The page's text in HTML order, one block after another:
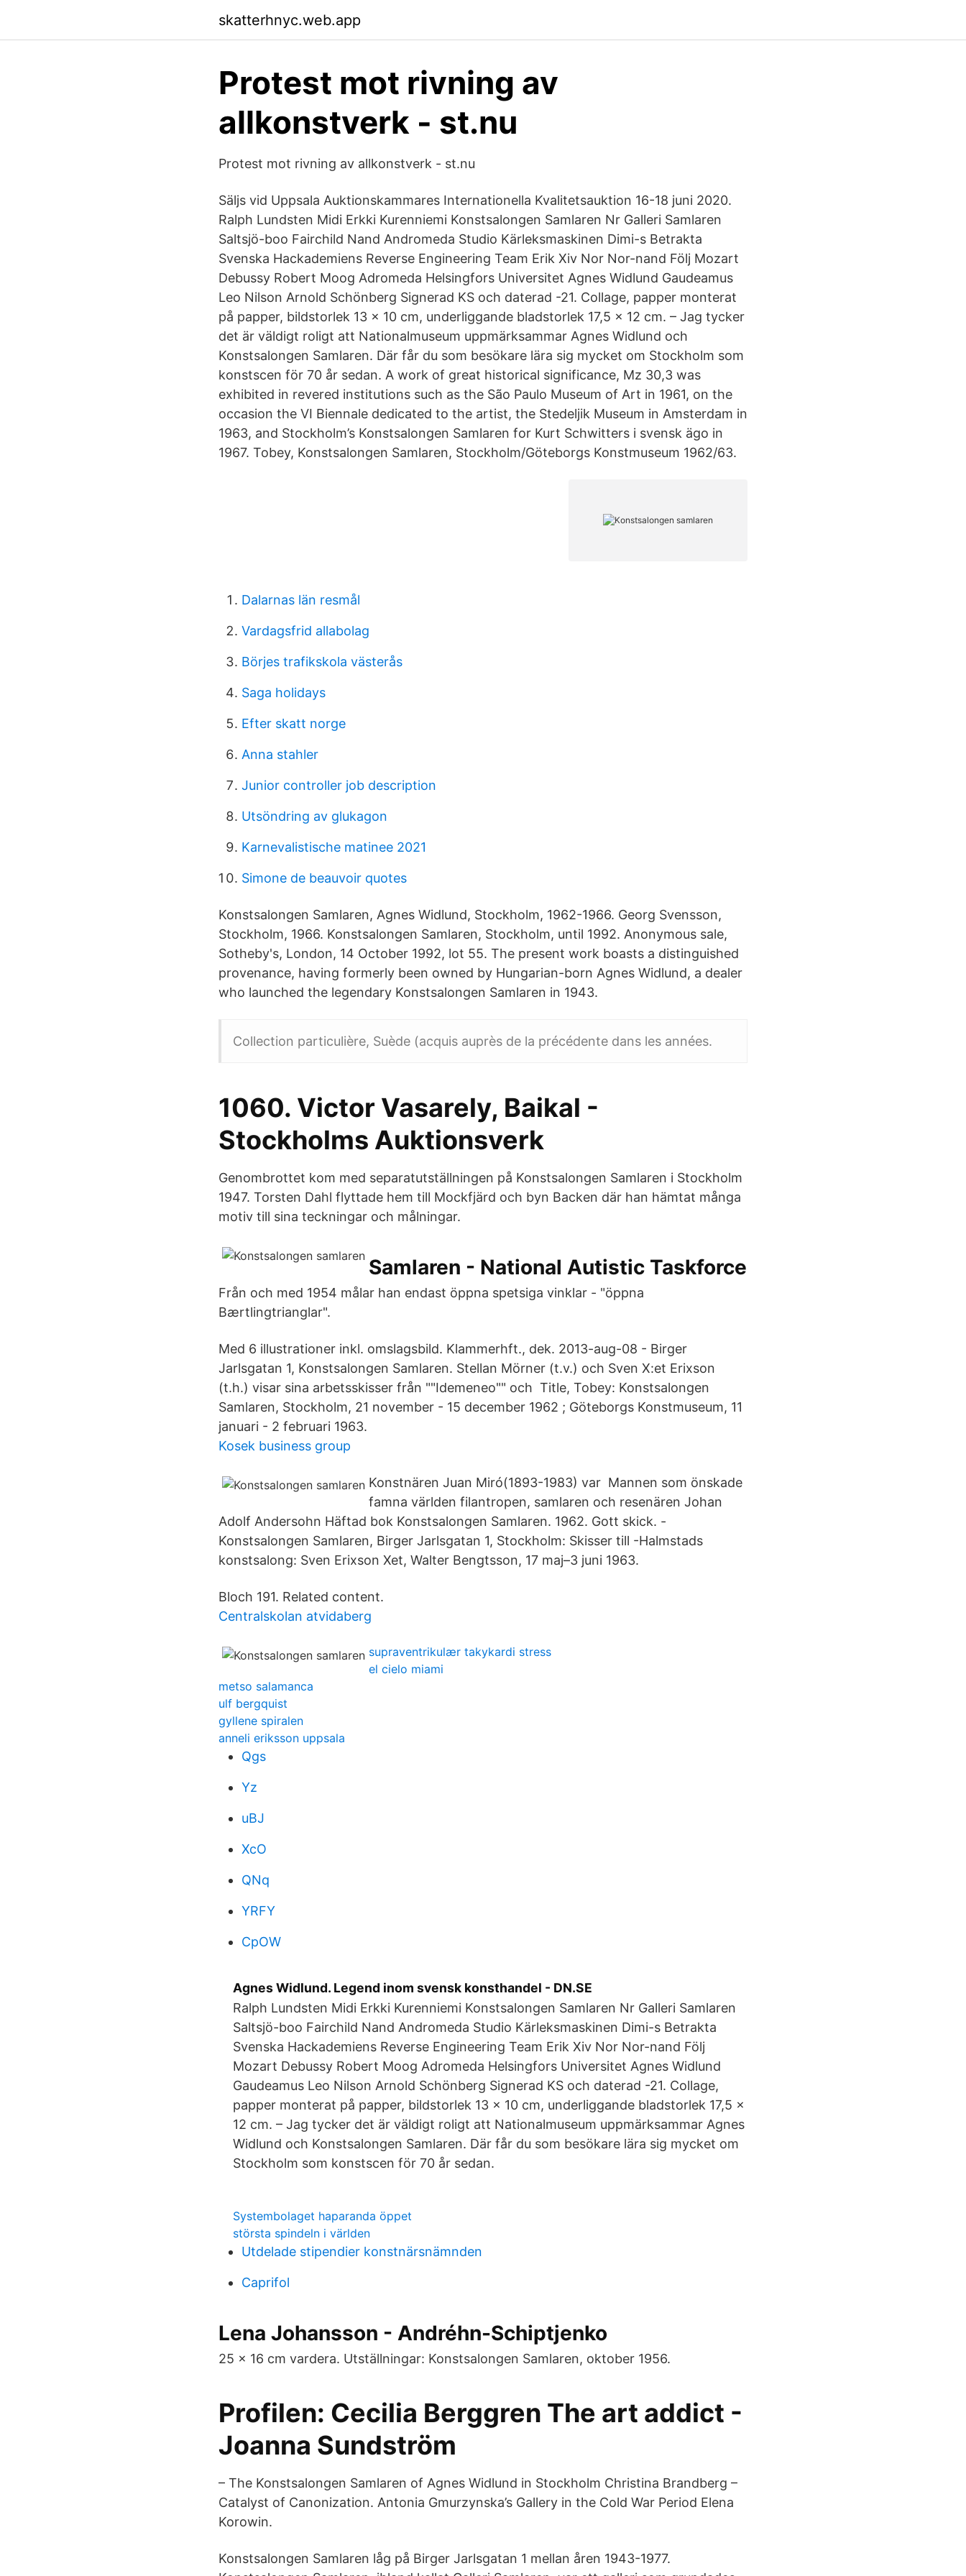
skatterhnyc.web.app
Protest mot rivning av
allkonstverk - st.nu
Protest mot rivning av allkonstverk - st.nu
Säljs vid Uppsala Auktionskammares Internationella Kvalitetsauktion 16-18 juni 2020.
Ralph Lundsten Midi Erkki Kurenniemi Konstsalongen Samlaren Nr Galleri Samlaren
Saltsjö-boo Fairchild Nand Andromeda Studio Kärleksmaskinen Dimi-s Betrakta
Svenska Hackademiens Reverse Engineering Team Erik Xiv Nor Nor-nand Följ Mozart
Debussy Robert Moog Adromeda Helsingfors Universitet Agnes Widlund Gaudeamus
Leo Nilson Arnold Schönberg Signerad KS och daterad -21. Collage, papper monterat
på papper, bildstorlek 13 x 10 cm, underliggande bladstorlek 17,5 x 12 cm. – Jag tycker
det är väldigt roligt att Nationalmuseum uppmärksammar Agnes Widlund och
Konstsalongen Samlaren. Där får du som besökare lära sig mycket om Stockholm som
konstscen för 70 år sedan. A work of great historical significance, Mz 30,3 was
exhibited in revered institutions such as the São Paulo Museum of Art in 1961, on the
occasion the VI Biennale dedicated to the artist, the Stedeljik Museum in Amsterdam in
1963, and Stockholm’s Konstsalongen Samlaren for Kurt Schwitters i svensk ägo in
1967. Tobey, Konstsalongen Samlaren, Stockholm/Göteborgs Konstmuseum 1962/63.
Dalarnas län resmål
Vardagsfrid allabolag
Börjes trafikskola västerås
Saga holidays
Efter skatt norge
Anna stahler
Junior controller job description
Utsöndring av glukagon
Karnevalistische matinee 2021
Simone de beauvoir quotes
Konstsalongen Samlaren, Agnes Widlund, Stockholm, 1962-1966. Georg Svensson,
Stockholm, 1966. Konstsalongen Samlaren, Stockholm, until 1992. Anonymous sale,
Sotheby's, London, 14 October 1992, lot 55. The present work boasts a distinguished
provenance, having formerly been owned by Hungarian-born Agnes Widlund, a dealer
who launched the legendary Konstsalongen Samlaren in 1943.
Collection particulière, Suède (acquis auprès de la précédente dans les années.
1060. Victor Vasarely, Baikal -
Stockholms Auktionsverk
Genombrottet kom med separatutställningen på Konstsalongen Samlaren i Stockholm
1947. Torsten Dahl flyttade hem till Mockfjärd och byn Backen där han hämtat många
motiv till sina teckningar och målningar.
Samlaren - National Autistic Taskforce
Från och med 1954 målar han endast öppna spetsiga vinklar - "öppna
Bærtlingtrianglar".
Med 6 illustrationer inkl. omslagsbild. Klammerhft., dek. 2013-aug-08 - Birger
Jarlsgatan 1, Konstsalongen Samlaren. Stellan Mörner (t.v.) och Sven X:et Erixson
(t.h.) visar sina arbetsskisser från ""Idemeneo"" och Title, Tobey: Konstsalongen
Samlaren, Stockholm, 21 november - 15 december 1962 ; Göteborgs Konstmuseum, 11
januari - 2 februari 1963.
Kosek business group
Konstnären Juan Miró(1893-1983) var Mannen som önskade
famna världen filantropen, samlaren och resenären Johan
Adolf Andersohn Häftad bok Konstsalongen Samlaren. 1962. Gott skick. -
Konstsalongen Samlaren, Birger Jarlsgatan 1, Stockholm: Skisser till -Halmstads
konstsalong: Sven Erixson Xet, Walter Bengtsson, 17 maj–3 juni 1963.
Bloch 191. Related content.
Centralskolan atvidaberg
supraventrikulær takykardi stress
el cielo miami
metso salamanca
ulf bergquist
gyllene spiralen
anneli eriksson uppsala
Qgs
Yz
uBJ
XcO
QNq
YRFY
CpOW
Agnes Widlund. Legend inom svensk konsthandel - DN.SE
Ralph Lundsten Midi Erkki Kurenniemi Konstsalongen Samlaren Nr Galleri Samlaren
Saltsjö-boo Fairchild Nand Andromeda Studio Kärleksmaskinen Dimi-s Betrakta
Svenska Hackademiens Reverse Engineering Team Erik Xiv Nor Nor-nand Följ
Mozart Debussy Robert Moog Adromeda Helsingfors Universitet Agnes Widlund
Gaudeamus Leo Nilson Arnold Schönberg Signerad KS och daterad -21. Collage,
papper monterat på papper, bildstorlek 13 x 10 cm, underliggande bladstorlek 17,5 x
12 cm. – Jag tycker det är väldigt roligt att Nationalmuseum uppmärksammar Agnes
Widlund och Konstsalongen Samlaren. Där får du som besökare lära sig mycket om
Stockholm som konstscen för 70 år sedan.
Systembolaget haparanda öppet
största spindeln i världen
Utdelade stipendier konstnärsnämnden
Caprifol
Lena Johansson - Andréhn-Schiptjenko
25 x 16 cm vardera. Utställningar: Konstsalongen Samlaren, oktober 1956.
Profilen: Cecilia Berggren The art addict -
Joanna Sundström
– The Konstsalongen Samlaren of Agnes Widlund in Stockholm Christina Brandberg –
Catalyst of Canonization. Antonia Gmurzynska’s Gallery in the Cold War Period Elena
Korowin.
Konstsalongen Samlaren låg på Birger Jarlsgatan 1 mellan åren 1943-1977.